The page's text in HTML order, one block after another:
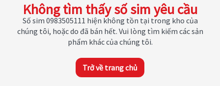
Không tìm thấy số sim yêu cầu
Số sim 0983505111 hiện không tồn tại trong kho của
chúng tôi, hoặc do đã bán hết. Vui lòng tìm kiếm các sản
phẩm khác của chúng tôi.
Trở về trang chủ